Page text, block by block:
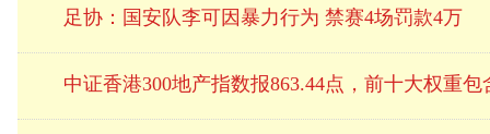
足协：国安队李可因暴力行为 禁赛4场罚款4万
中证香港300地产指数报863.44点，前十大权重